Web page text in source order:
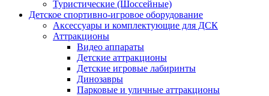
Туристические (Шоссейные)
Детское спортивно-игровое оборудование
Аксессуары и комплектующие для ДСК
Аттракционы
Видео аппараты
Детские аттракционы
Детские игровые лабиринты
Динозавры
Парковые и уличные аттракционы